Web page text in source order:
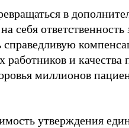
в
себя
и качества
миллионов
утверждения